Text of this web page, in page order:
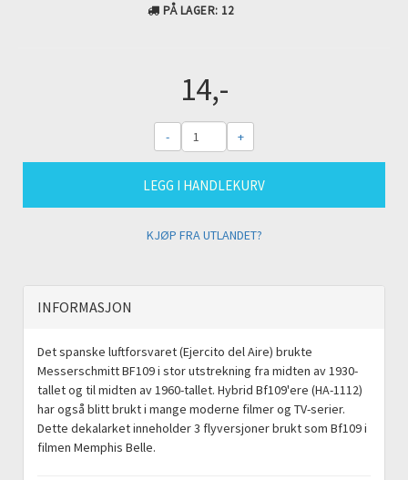
PÅ LAGER: 12
14,-
- +
LEGG I HANDLEKURV
KJØP FRA UTLANDET?
INFORMASJON
Det spanske luftforsvaret (Ejercito del Aire) brukte
Messerschmitt BF109 i stor utstrekning fra midten av 1930-
tallet og til midten av 1960-tallet. Hybrid Bf109'ere (HA-1112)
har også blitt brukt i mange moderne filmer og TV-serier.
Dette dekalarket inneholder 3 flyversjoner brukt som Bf109 i
filmen Memphis Belle.